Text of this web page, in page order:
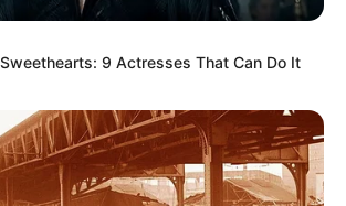
9 Actresses That Can Do It